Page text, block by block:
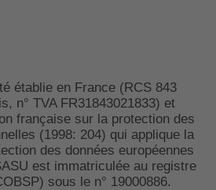
établie en France (RCS 843
n° TVA FR31843021833) et
française sur la protection des
(1998: 204) qui applique la
des données européennes
est immatriculée au registre
sous le n° 19000886.